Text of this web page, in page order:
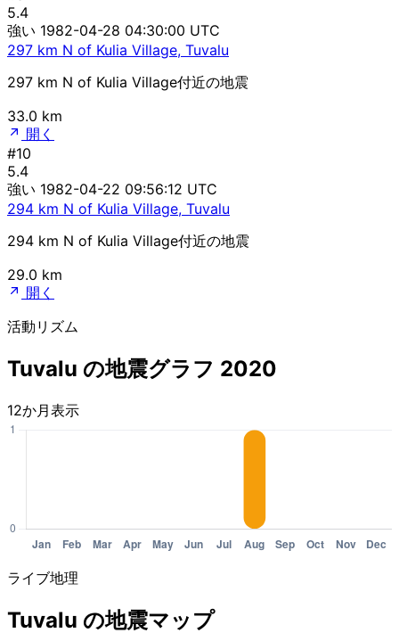
5.4
強い 1982-04-28 04:30:00 UTC
297 km N of Kulia Village, Tuvalu
297 km N of Kulia Village付近の地震
33.0 km
開く
#10
5.4
強い 1982-04-22 09:56:12 UTC
294 km N of Kulia Village, Tuvalu
294 km N of Kulia Village付近の地震
29.0 km
開く
活動リズム
Tuvalu の地震グラフ 2020
12か月表示
ライブ地理
Tuvalu の地震マップ